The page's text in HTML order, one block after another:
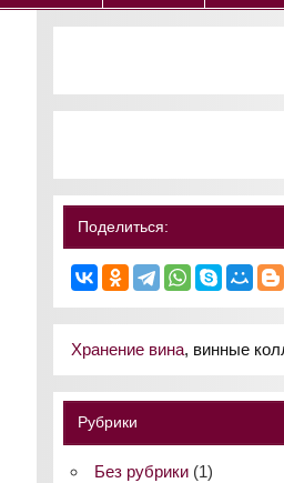
Поделиться:
Хранение вина, винные
Рубрики
Без рубрики(1)